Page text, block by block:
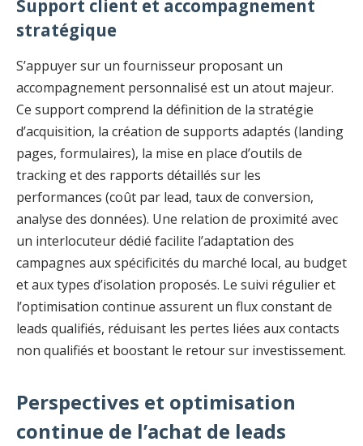
Support client et accompagnement
stratégique
S’appuyer sur un fournisseur proposant un
accompagnement personnalisé est un atout majeur.
Ce support comprend la définition de la stratégie
d’acquisition, la création de supports adaptés (landing
pages, formulaires), la mise en place d’outils de
tracking et des rapports détaillés sur les
performances (coût par lead, taux de conversion,
analyse des données). Une relation de proximité avec
un interlocuteur dédié facilite l’adaptation des
campagnes aux spécificités du marché local, au budget
et aux types d’isolation proposés. Le suivi régulier et
l’optimisation continue assurent un flux constant de
leads qualifiés, réduisant les pertes liées aux contacts
non qualifiés et boostant le retour sur investissement.
Perspectives et optimisation
continue de l’achat de leads